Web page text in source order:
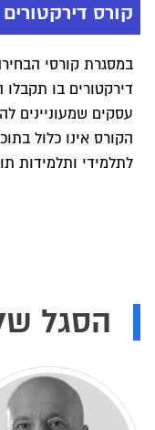
קורס דירקטורים
דירקטורים בו
עסקים שמעוניינים
הקורס אינו כלול
לתלמידי ותלמידות
הסגל